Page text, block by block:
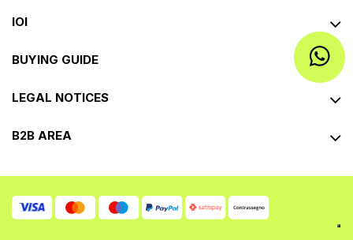
IOI
BUYING GUIDE
LEGAL NOTICES
B2B AREA